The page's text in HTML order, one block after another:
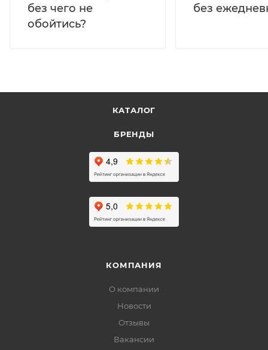
без чего не
обойтись?
без
КАТАЛОГ
БРЕНДЫ
КОМПАНИЯ
О компании
Новости
Отзывы
Вакансии